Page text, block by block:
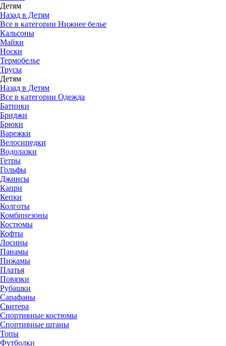
Детям
Назад в Детям
Все в категории Нижнее белье
Кальсоны
Майки
Носки
Термобелье
Трусы
Детям
Назад в Детям
Все в категории Одежда
Батники
Бриджи
Брюки
Варежки
Велосипедки
Водолазки
Гетры
Гольфы
Джинсы
Капри
Кепки
Колготы
Комбинезоны
Костюмы
Кофты
Лосины
Панамы
Пижамы
Платья
Повязки
Рубашки
Сарафаны
Свитера
Спортивные костюмы
Спортивные штаны
Топы
Футболки